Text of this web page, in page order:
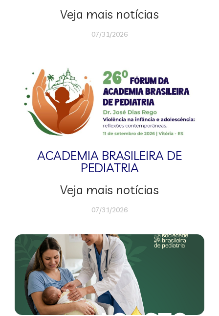
Veja mais notícias
07/31/2026
ACADEMIA BRASILEIRA DE
PEDIATRIA
Veja mais notícias
07/31/2026